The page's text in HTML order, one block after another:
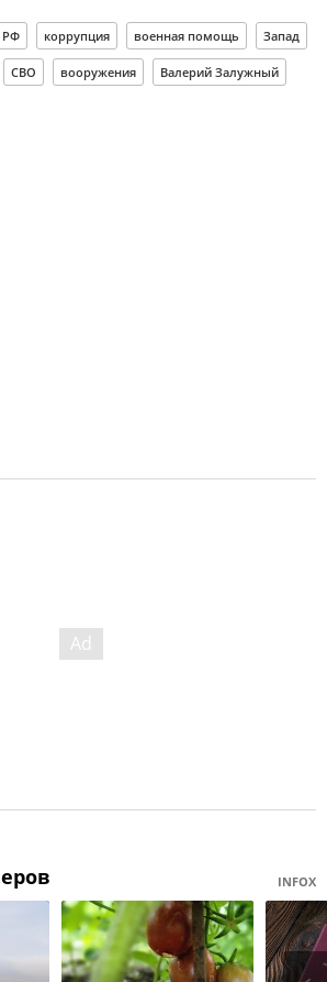
РФ коррупция военная помощь Запад
СВО вооружения Валерий Залужный
INFOX